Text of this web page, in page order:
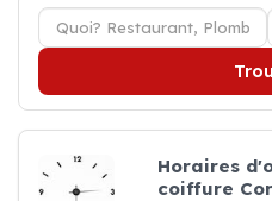
Horaires
coiffure